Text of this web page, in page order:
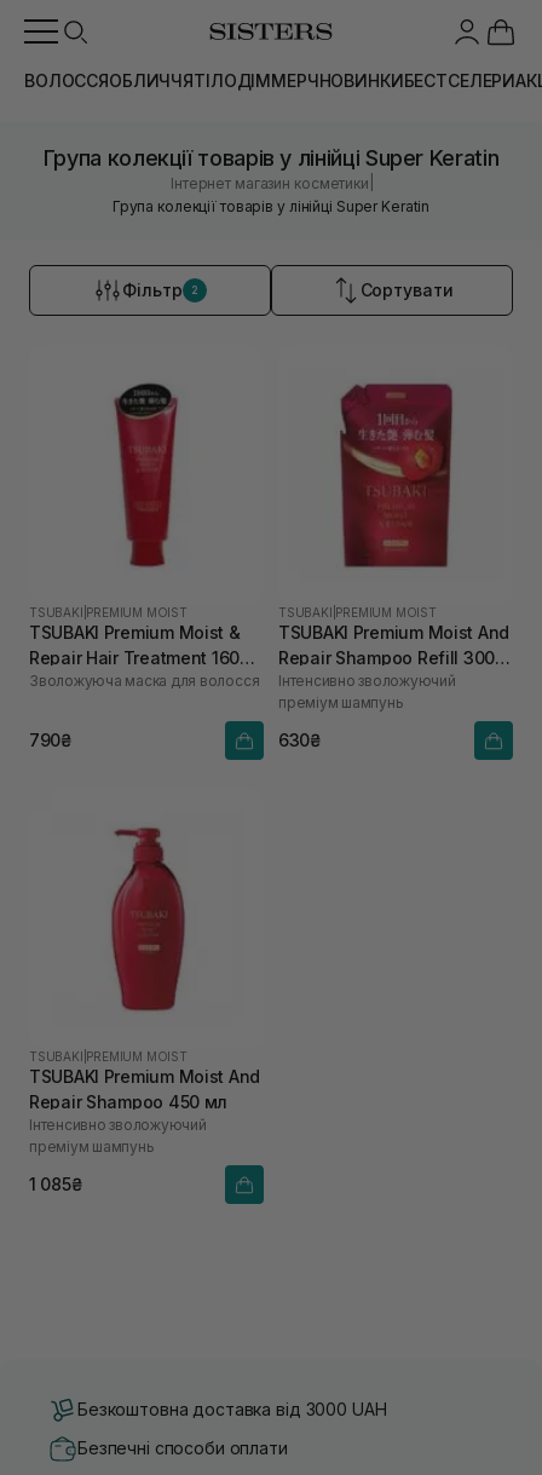
ВОЛОССЯОБЛИЧЧЯТІЛОДІММЕРЧНОВИНКИБЕСТСЕЛЕРИ
Група колекції товарів у лінійці Super Keratin
Інтернет магазин косметики
Група колекції товарів у лінійці Super Keratin
Фільтр 2 Сортувати
TSUBAKI PREMIUM MOIST
TSUBAKI Premium Moist &
Repair Hair Treatment 160
мл
Зволожуюча маска для волосся
790₴
TSUBAKI PREMIUM MOIST
TSUBAKI Premium Moist And
Repair Shampoo Refill 300
мл
Інтенсивно зволожуючий
преміум шампунь
630₴
TSUBAKI PREMIUM MOIST
TSUBAKI Premium Moist And
Repair Shampoo 450 мл
Інтенсивно зволожуючий
преміум шампунь
1 085₴
Безкоштовна доставка від 3000 UAH
Безпечні способи оплати